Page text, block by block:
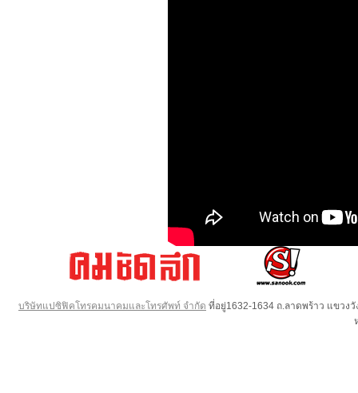
บริษัทแปซิฟิคโทรคมนาคมและโทรศัพท์ จำกัด ที่อยู่1632-1634 ถ.ลาดพร้าว แขวง